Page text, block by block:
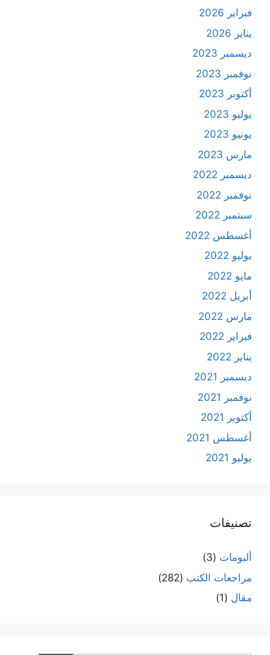
فبراير 2026
يناير 2026
ديسمبر 2023
نوفمبر 2023
أكتوبر 2023
يوليو 2023
يونيو 2023
مارس 2023
ديسمبر 2022
نوفمبر 2022
سبتمبر 2022
أغسطس 2022
يوليو 2022
مايو 2022
أبريل 2022
مارس 2022
فبراير 2022
يناير 2022
ديسمبر 2021
نوفمبر 2021
أكتوبر 2021
أغسطس 2021
يوليو 2021
تصنيفات
ألبومات (3)
مراجعات الكتب (282)
مقال (1)